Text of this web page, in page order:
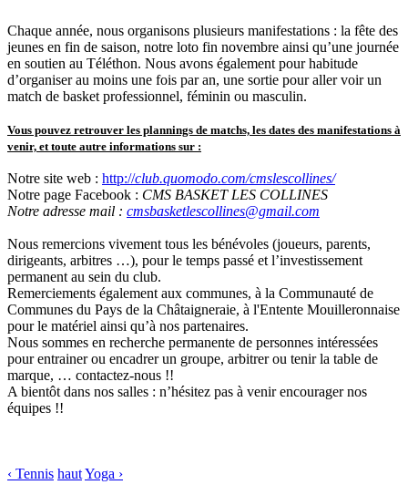
Chaque année, nous organisons plusieurs manifestations : la fête des
jeunes en fin de saison, notre loto fin novembre ainsi qu’une journée
en soutien au Téléthon. Nous avons également pour habitude
d’organiser au moins une fois par an, une sortie pour aller voir un
match de basket professionnel, féminin ou masculin.
Vous pouvez retrouver les plannings de matchs, les dates des manifestations à
venir, et toute autre informations sur :
Notre site web : http://club.quomodo.com/cmslescollines/
Notre page Facebook : CMS BASKET LES COLLINES
Notre adresse mail : cmsbasketlescollines@gmail.com
Nous remercions vivement tous les bénévoles (joueurs, parents,
dirigeants, arbitres …), pour le temps passé et l’investissement
permanent au sein du club.
Remerciements également aux communes, à la Communauté de
Communes du Pays de la Châtaigneraie, à l'Entente Mouilleronnaise
pour le matériel ainsi qu’à nos partenaires.
Nous sommes en recherche permanente de personnes intéressées
pour entrainer ou encadrer un groupe, arbitrer ou tenir la table de
marque, … contactez-nous !!
A bientôt dans nos salles : n’hésitez pas à venir encourager nos
équipes !!
‹ Tennis hautYoga ›